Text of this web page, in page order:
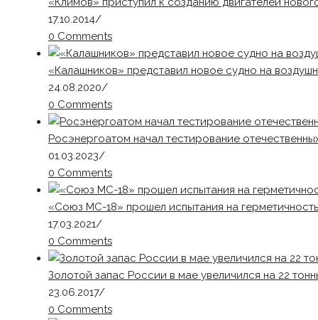
17.10.2014/
0 Comments
«Калашников» представил новое судно на
24.08.2020/
0 Comments
Росэнергоатом начал тестирование
01.03.2023/
0 Comments
«Союз МС-18» прошел испытания на
17.03.2021/
0 Comments
Золотой запас России в мае увеличился на 22
23.06.2017/
0 Comments